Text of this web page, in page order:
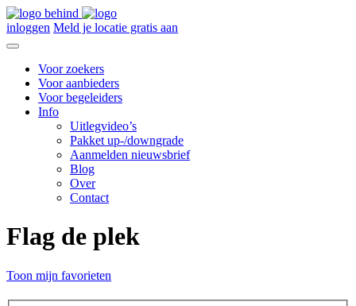
inloggen Meld je locatie gratis aan
Voor zoekers
Voor aanbieders
Voor begeleiders
Info
Uitlegvideo’s
Pakket up-/downgrade
Aanmelden nieuwsbrief
Blog
Over
Contact
Flag de plek
Toon mijn favorieten